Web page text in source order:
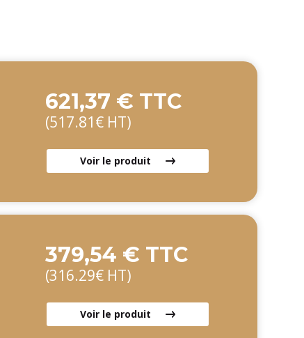
621,37 € TTC
(517.81€ HT)
Voir le produit
379,54 € TTC
(316.29€ HT)
Voir le produit